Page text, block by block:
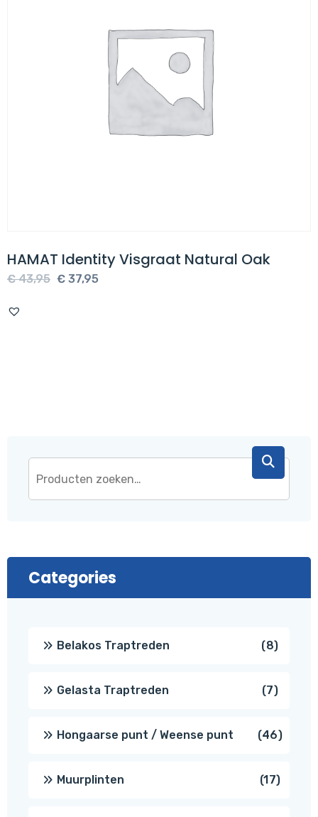
HAMAT Identity Visgraat Natural Oak
€43,95 Oorspronkelijke
€ 37,95
Categories
Belakos Traptreden 88
Gelasta Traptreden 77
Hongaarse punt / Weense punt 4646
Muurplinten 1717